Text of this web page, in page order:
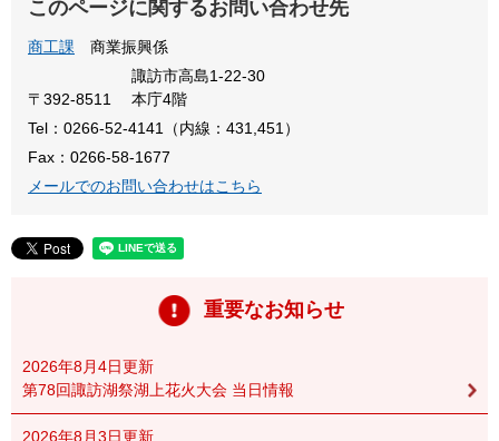
このページに関するお問い合わせ先
商工課 商業振興係
〒392-8511
諏訪市高島1-22-30
本庁4階
Tel：0266-52-4141（内線：431,451）
Fax：0266-58-1677
メールでのお問い合わせはこちら
重要なお知らせ
2026年8月4日更新
第78回諏訪湖祭湖上花火大会 当日情報
2026年8月3日更新